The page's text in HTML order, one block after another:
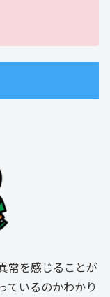
常を感じることが
ているのかわかり